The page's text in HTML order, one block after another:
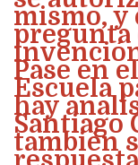
mismo, y
pregunta
Pase en
Escuela
hay
Santiago
también